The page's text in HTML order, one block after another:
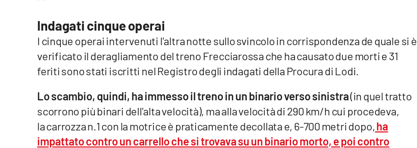
Vibo Valentia
Reggio Calabria
Lamezia Terme
Indagati cinque operai
I cinque operai intervenuti l'altra notte sullo svincolo in corrispondenza de quale si è
verificato il deragliamento del treno Frecciarossa che ha causato due morti e 31
feriti sono stati iscritti nel Registro degli indagati della Procura di Lodi.
Lo scambio, quindi, ha immesso il treno in un binario verso sinistra(in quel tratto
scorrono più binari dell'alta velocità), ma alla velocità di 290 km/h cui procedeva,
la carrozza n.1 con la motrice è praticamente decollata e, 6-700 metri dopo,ha
impattato contro un carrello che si trovava su un binario morto, e poi contro